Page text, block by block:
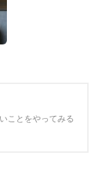
ことをやってみる